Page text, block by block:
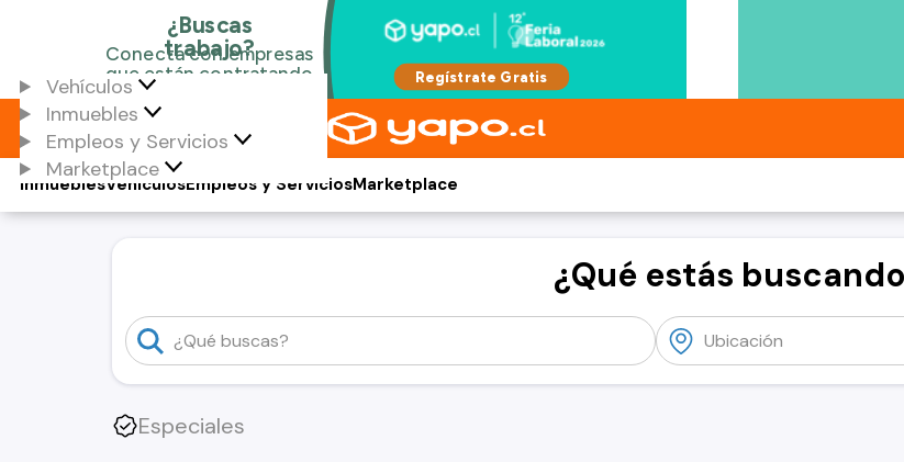
Vehículos
Inmuebles
Empleos y Servicios
Marketplace
Vehículos
Inmuebles Empleos y ServiciosMarketplace
¿Qué estás
Especiales